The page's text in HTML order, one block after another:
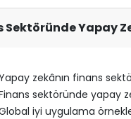
Sektöründe Yapay
zekânın finans
sektöründe yapay
iyi uygulama